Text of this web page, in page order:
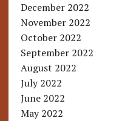
December 2022
November 2022
October 2022
September 2022
August 2022
July 2022
June 2022
May 2022